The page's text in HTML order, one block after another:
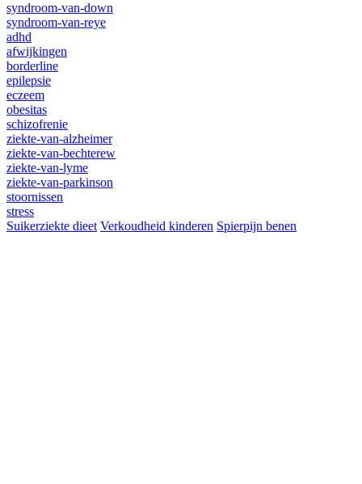
syndroom-van-down
syndroom-van-reye
adhd
afwijkingen
borderline
epilepsie
eczeem
obesitas
schizofrenie
ziekte-van-alzheimer
ziekte-van-bechterew
ziekte-van-lyme
ziekte-van-parkinson
stoornissen
stress
Suikerziekte dieet Verkoudheid kinderen Spierpijn benen